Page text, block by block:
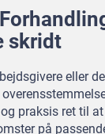
skridt
eller
praksis ret til
på